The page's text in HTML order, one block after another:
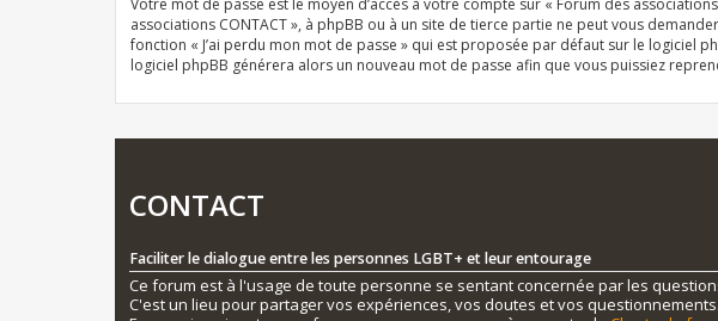
Votre mot de passe est le moyen d’accès à votre compte sur « Forum des
associations CONTACT », à phpBB ou à un site de tierce partie ne peut vous
fonction « J’ai perdu mon mot de passe » qui est proposée par défaut sur le logiciel
logiciel phpBB générera alors un nouveau mot de passe afin que vous puissiez
CONTACT
Faciliter le dialogue entre les personnes LGBT+ et leur entourage
Ce forum est à l'usage de toute personne se sentant concernée par les
C'est un lieu pour partager vos expériences, vos doutes et vos questionnements.